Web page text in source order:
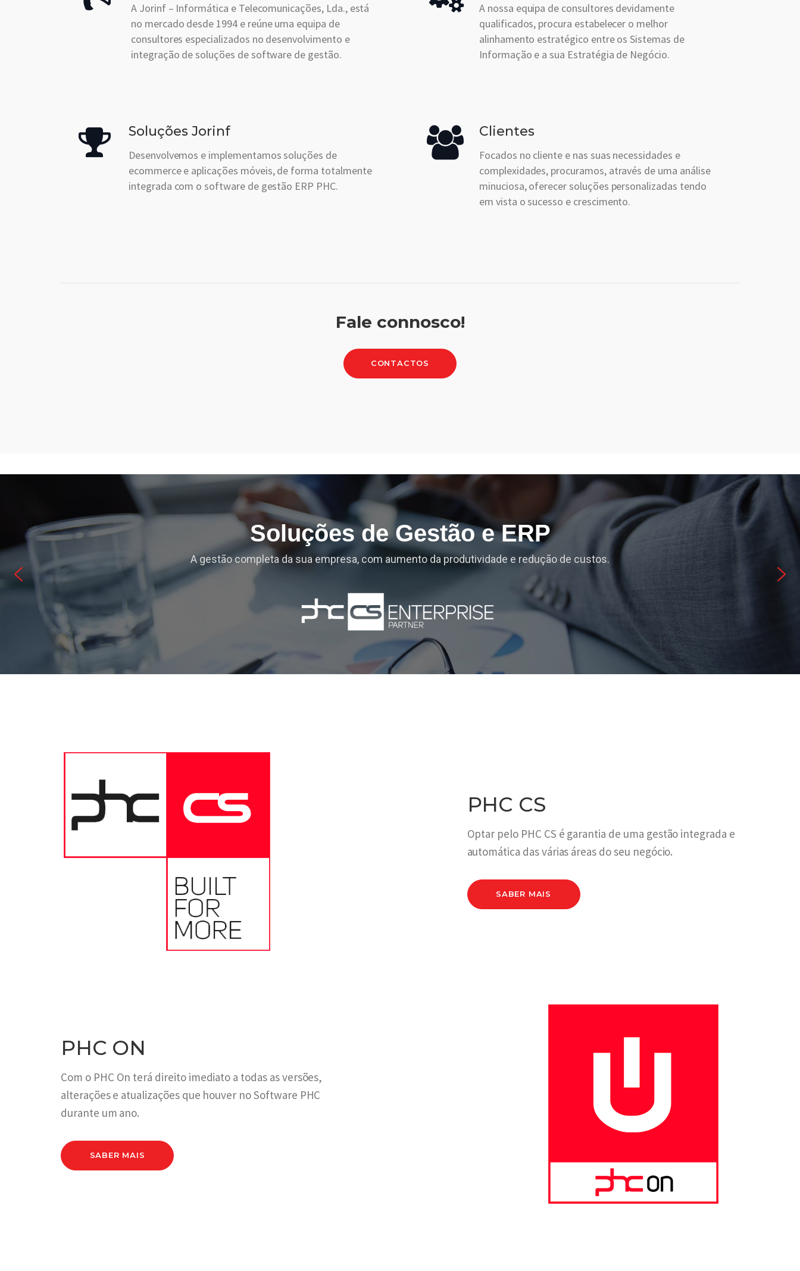
A Jorinf – Informática e Telecomunicações, Lda., está
no mercado desde 1994 e reúne uma equipa de
consultores especializados no desenvolvimento e
integração de soluções de software de gestão.
A nossa equipa de consultores devidamente
qualificados, procura estabelecer o melhor
alinhamento estratégico entre os Sistemas de
Informação e a sua Estratégia de Negócio.
Soluções Jorinf
Desenvolvemos e implementamos soluções de
ecommerce e aplicações móveis, de forma totalmente
integrada com o software de gestão ERP PHC.
Clientes
Focados no cliente e nas suas necessidades e
complexidades, procuramos, através de uma análise
minuciosa, oferecer soluções personalizadas tendo
em vista o sucesso e crescimento.
Fale connosco!
CONTACTOS
Soluções de Gestão e ERP
A gestão completa da sua empresa, com aumento da produtividade e redução de custos.
PHC CS
Optar pelo PHC CS é garantia de uma gestão integrada e
automática das várias áreas do seu negócio.
SABER MAIS
PHC ON
Com o PHC On terá direito imediato a todas as versões,
alterações e atualizações que houver no Software PHC
durante um ano.
SABER MAIS